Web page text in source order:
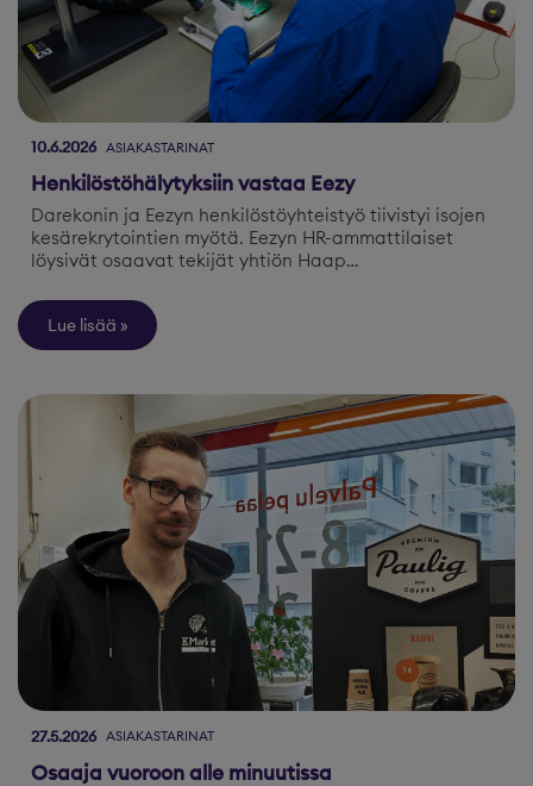
10.6.2026 ASIAKASTARINAT
Henkilöstöhälytyksiin vastaa Eezy
Darekonin ja Eezyn henkilöstöyhteistyö tiivistyi isojen
kesärekrytointien myötä. Eezyn HR-ammattilaiset
löysivät osaavat tekijät yhtiön Haap…
Lue lisää
27.5.2026 ASIAKASTARINAT
Osaaja vuoroon alle minuutissa